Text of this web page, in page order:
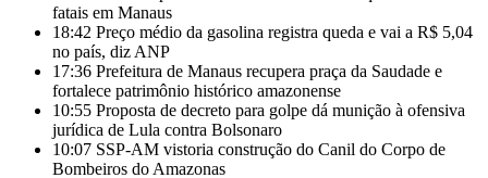
fatais em Manaus
18:42 Preço médio da gasolina registra queda e vai a R$ 5,04
no país, diz ANP
17:36 Prefeitura de Manaus recupera praça da Saudade e
fortalece patrimônio histórico amazonense
10:55 Proposta de decreto para golpe dá munição à ofensiva
jurídica de Lula contra Bolsonaro
10:07 SSP-AM vistoria construção do Canil do Corpo de
Bombeiros do Amazonas